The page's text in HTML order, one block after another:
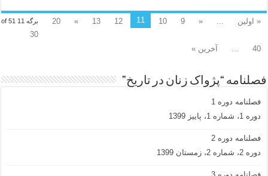
برگه 11 of 51 « اولین «
9
10
11
12
13
»
20
30
40
آخرین »
فصلنامه “پژواک زنان در تاریخ”
فصلنامه دوره 1
دوره 1، شماره 1، پاییز 1399
فصلنامه دوره 2
دوره 2، شماره 2، زمستان 1399